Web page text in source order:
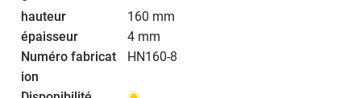
160 mm
4 mm
HN160-8